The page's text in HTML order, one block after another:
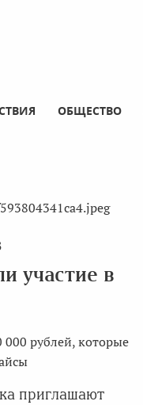
ОБЩЕСТВО
участие в
рублей, которые
приглашают